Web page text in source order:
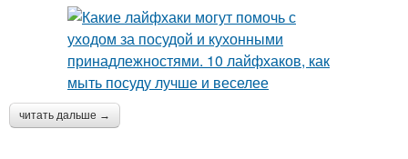
читать дальше →